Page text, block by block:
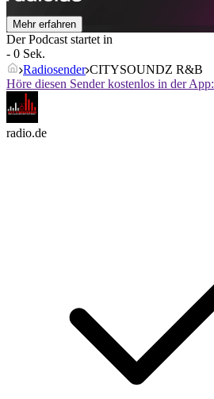
Mehr erfahren
Der Podcast startet in
- 0 Sek.
Radiosender CITYSOUNDZ R&B
Höre diesen Sender kostenlos in der App:
radio.de